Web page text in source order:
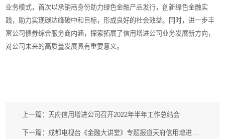
业务模式，首次以承销商身份助力绿色金融产品发行，创新绿色金融实
践，助力实现碳达峰碳中和目标，形成良好的社会效益。同时，进一步丰
富公司债券综合服务商内涵，探索拓展了信用增进公司业务发展新方向，
对公司未来的高质量发展具有重要意义。
上一篇：天府信用增进公司召开2022年半年工作总结会
下一篇：成都电视台《金融大讲堂》专题报道天府信用增进公司助力企业债券发行 支持民生补短板